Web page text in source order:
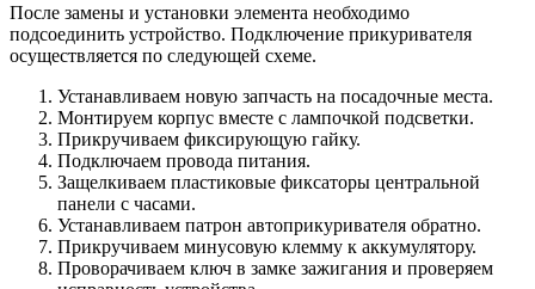
После замены и установки элемента необходимо
подсоединить устройство. Подключение прикуривателя
осуществляется по следующей схеме.
Устанавливаем новую запчасть на посадочные места.
Монтируем корпус вместе с лампочкой подсветки.
Прикручиваем фиксирующую гайку.
Подключаем провода питания.
Защелкиваем пластиковые фиксаторы центральной
панели с часами.
Устанавливаем патрон автоприкуривателя обратно.
Прикручиваем минусовую клемму к аккумулятору.
Проворачиваем ключ в замке зажигания и проверяем